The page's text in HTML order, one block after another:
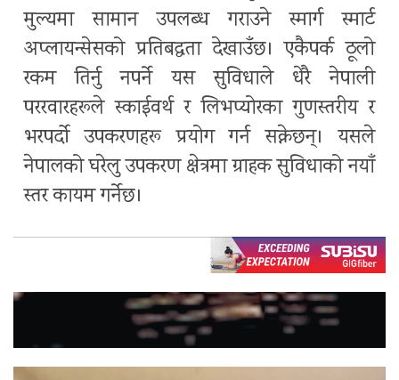
मुल्यमा सामान उपलब्ध गराउने स्मार्ग स्मार्ट
अप्लायन्सेसको प्रतिबद्धता देखाउँछ। एकैपर्क ठूलो
रकम तिर्नु नपर्ने यस सुविधाले धेरै नेपाली
पररवारहरूले स्काईवर्थ र लिभप्योरका गुणस्तरीय र
भरपर्दो उपकरणहरू प्रयोग गर्न सक्नेछन्। यसले
नेपालको घरेलु उपकरण क्षेत्रमा ग्राहक सुविधाको नयाँ
स्तर कायम गर्नेछ।